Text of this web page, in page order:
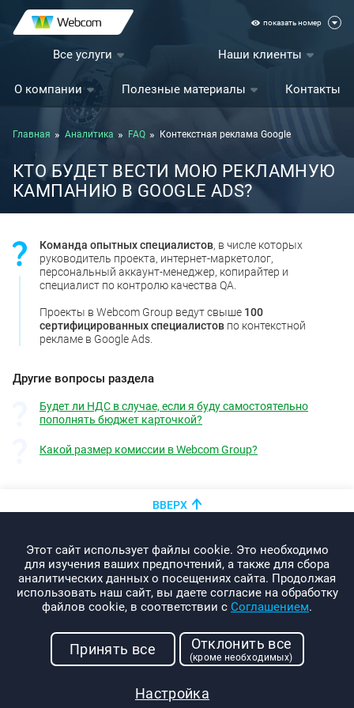
показать номер
Все услуги Наши клиенты
О компании Полезные материалы Контакты
Главная Аналитика FAQ Контекстная реклама Google
КТО БУДЕТ ВЕСТИ МОЮ РЕКЛАМНУЮ
КАМПАНИЮ В GOOGLE ADS?
Команда опытных специалистов, в числе которых
руководитель проекта, интернет-маркетолог,
персональный аккаунт-менеджер, копирайтер и
специалист по контролю качества QA.
Проекты в Webcom Group ведут свыше 100
сертифицированных специалистов по контекстной
рекламе в Google Ads.
Другие вопросы раздела
Будет ли НДС в случае, если я буду самостоятельно
пополнять бюджет карточкой?
Какой размер комиссии в Webcom Group?
Этот сайт использует файлы cookie. Это необходимо
для изучения ваших предпочтений, а также для сбора
аналитических данных о посещениях сайта. Продолжая
использовать наш сайт, вы даете согласие на обработку
файлов cookie, в соответствии с Соглашением.
Настройка
Принять все Отклонить все
(кроме необходимых)
ВВЕРХ
info@promo-webcom.by
© 2000-2026. Webcom Performance
г. Минск, ул. Свердлова, 11-332
УНП: 190437288
Политика конфиденциальности